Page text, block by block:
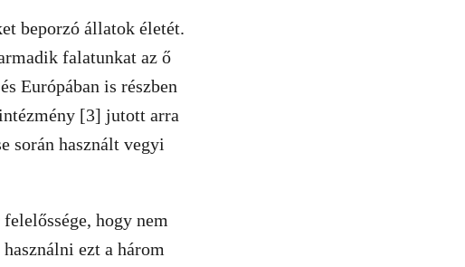
beporzó állatok életét.
falatunkat az ő
Európában is részben
[3] jutott arra
során használt vegyi
hogy nem
ezt a három